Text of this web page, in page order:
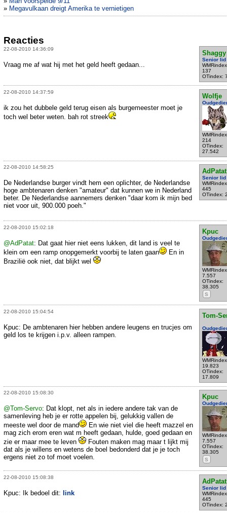
» Megavulkaan dreigt Amerika te vernietigen
Reacties
22-08-2010 14:36:09
Shaggy
Senior lid
137
OTindex:
Vraag me af wat hij met het geld heeft gedaan...
22-08-2010 14:37:59
Wolfje
214
OTindex:
27.542
ik zou het dubbele geld terug eisen als burgemeester moet je
toch wel beter weten. bah rot streek
22-08-2010 14:58:25
AdPatat
Senior lid
445
OTindex:
De Nederlandse burger vindt hem een oplichter, de Nederlandse
hoge ambtenaren denken "amateur" dat kunnen we in Nederland
beter. De Nederlandse aannemers denken "daar kom ik mijn bed
niet voor uit, 900.000 poeh."
22-08-2010 15:02:18
Kpuc
7.557
OTindex:
38.305
S
@AdPatat: Dat gaat hier niet eens lukken, dit land is veel te
klein om een ramp onopgemerkt voorbij te laten gaan
En in
Brazilië ook niet, dat blijkt wel
22-08-2010 15:04:54
Tom-
19.823
OTindex:
17.809
Kpuc: De ambtenaren hier hebben andere leugens en trucjes om
geld los te krijgen i.p.v. alleen rampen.
22-08-2010 15:08:30
Kpuc
7.557
OTindex:
38.305
S
@Tom-Servo: Dat klopt, net als in iedere andere tak van de
samenleving heb je er rotte appelen bij, gelukkig vallen de
meeste wel door de mand
En wie niet viel die heeft mazzel en
mag zich erom eren wat m heeft gedaan, hulde, goed gedaan en
zie er maar mee te leven
Fouten maken mag maar t lijkt mij
dat als je willens en wetens de boel bedonderd dat je je toch
ergens niet zo tof moet voelen.
22-08-2010 15:08:38
AdPatat
Senior lid
445
OTindex:
Kpuc: Ik bedoel dit: link